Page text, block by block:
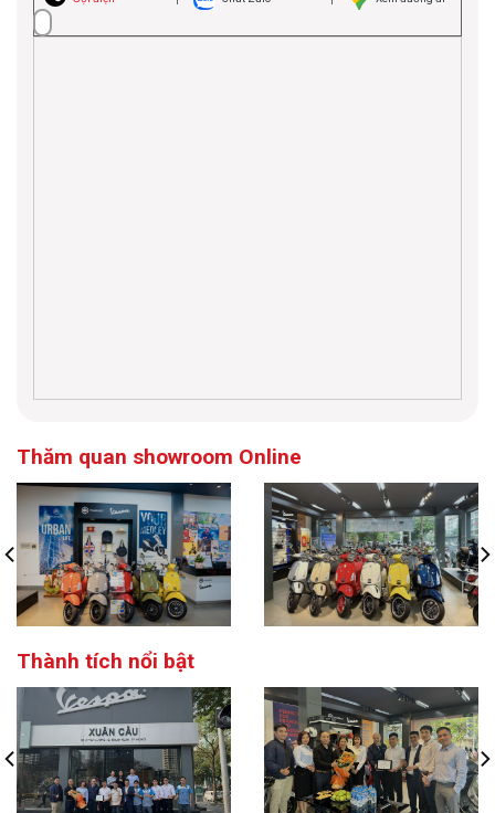
Thăm quan showroom Online
Thành tích nổi bật